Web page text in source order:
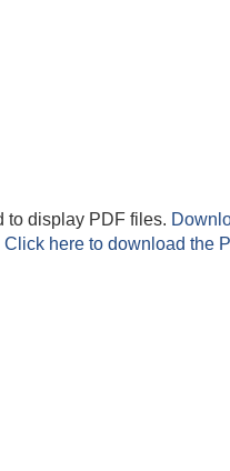
to display PDF files.
Click here to download the